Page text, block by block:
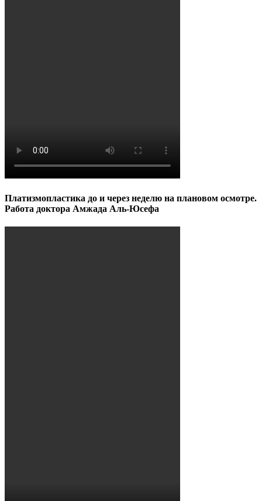
Платизмопластика до и через неделю на плановом осмотре.
Работа доктора Амжада Аль-Юсефа